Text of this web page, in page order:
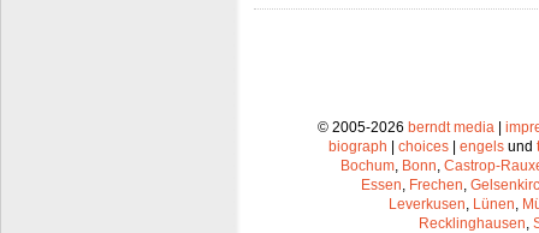
© 2005-2026 berndt media |
biograph | choices | engels und
Bochum Bonn Castrop-
Essen Frechen
Leverkusen Lünen
Recklinghausen